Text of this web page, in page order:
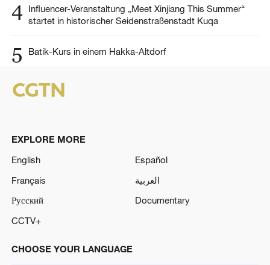
4 Influencer-Veranstaltung „Meet Xinjiang This Summer“
startet in historischer Seidenstraßenstadt Kuqa
5 Batik-Kurs in einem Hakka-Altdorf
EXPLORE MORE
English
Español
Français
العربية
Русский
Documentary
CCTV+
CHOOSE YOUR LANGUAGE